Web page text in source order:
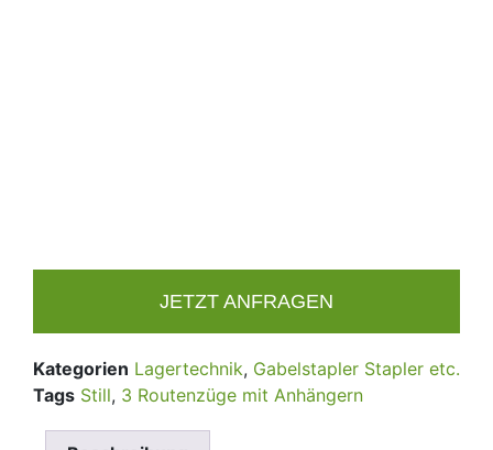
JETZT ANFRAGEN
Kategorien Lagertechnik, Gabelstapler Stapler etc.
Tags Still, 3 Routenzüge mit Anhängern